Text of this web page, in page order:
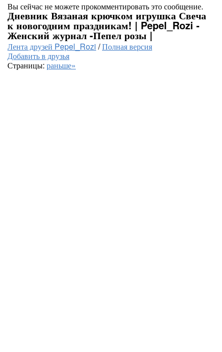
Вы сейчас не можете прокомментировать это сообщение.
Дневник Вязаная крючком игрушка Свеча
к новогодним праздникам! | Pepel_Rozi -
Женский журнал -Пепел розы |
Лента друзей Pepel_Rozi /Полная версия
Добавить в друзья
Страницы: раньше»